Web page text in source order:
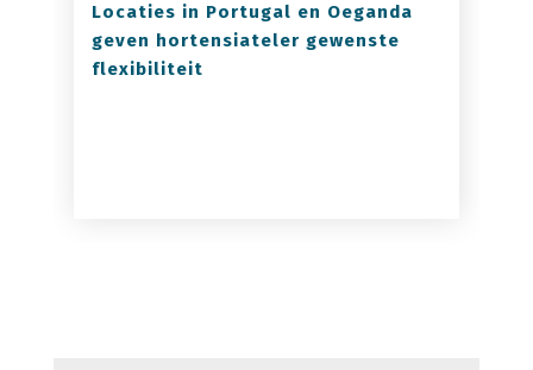
Locaties in Portugal en Oeganda
geven hortensiateler gewenste
flexibiliteit